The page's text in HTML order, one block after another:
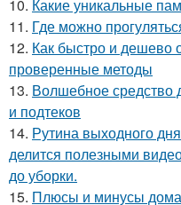
10. Какие уникальные
11. Где можно
12. Как быстро и дешево
проверенные методы
13. Волшебное средство
и подтеков
14. Рутина выходного
делится полезными
до уборки.
15. Плюсы и минусы